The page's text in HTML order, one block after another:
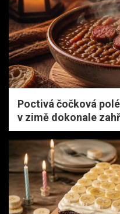
Poctivá čočková
v zimě dokonale